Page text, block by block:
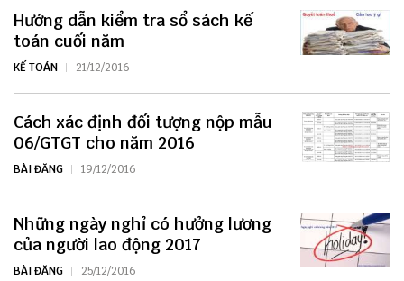
Hướng dẫn kiểm tra sổ sách kế
toán cuối năm
KẾ TOÁN 21/12/2016
Cách xác định đối tượng nộp mẫu
06/GTGT cho năm 2016
BÀI ĐĂNG 19/12/2016
Những ngày nghỉ có hưởng lương
của người lao động 2017
BÀI ĐĂNG 25/12/2016